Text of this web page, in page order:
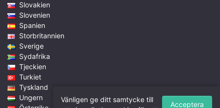
Slovakien
Slovenien
Spanien
Storbritannien
Sverige
Sydafrika
Tjeckien
Turkiet
Tyskland
Ungern
Vänligen ge ditt samtycke till
Acceptera